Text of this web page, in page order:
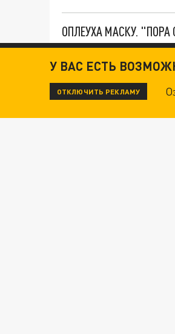
ОПЛЕУХА МАСКУ. "ПОРА
ДАНЯ С ДАШЕЙ
У ВАС ЕСТЬ
ОТКЛЮЧИТЬ РЕКЛАМУ